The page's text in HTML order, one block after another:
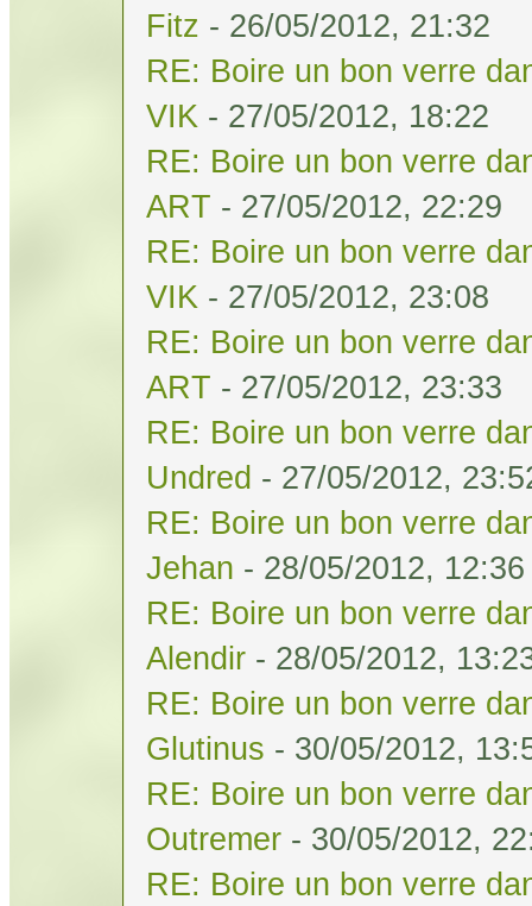
Fitz - 26/05/2012, 21:32
RE: Boire un bon verre
VIK - 27/05/2012, 18:22
RE: Boire un bon verre
ART - 27/05/2012, 22:29
RE: Boire un bon verre
VIK - 27/05/2012, 23:08
RE: Boire un bon verre
ART - 27/05/2012, 23:33
RE: Boire un bon verre
Undred - 27/05/2012,
RE: Boire un bon verre
Jehan - 28/05/2012, 12:36
RE: Boire un bon verre
Alendir - 28/05/2012,
RE: Boire un bon verre
Glutinus - 30/05/2012,
RE: Boire un bon verre
Outremer - 30/05/2012,
RE: Boire un bon verre